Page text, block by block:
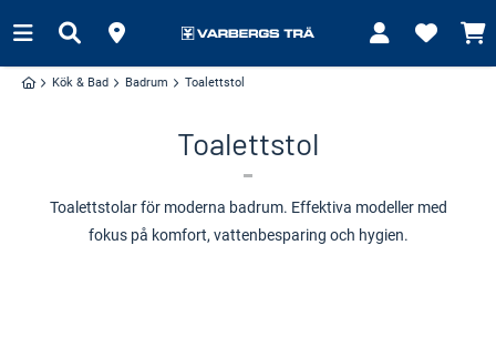
Kök & Bad Badrum Toalettstol
Toalettstol
Toalettstolar för moderna badrum. Effektiva modeller med
fokus på komfort, vattenbesparing och hygien.